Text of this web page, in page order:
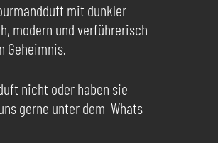
mit dunkler
modern und verführerisch
Geheimnis.
nicht oder haben sie
gerne unter dem Whats